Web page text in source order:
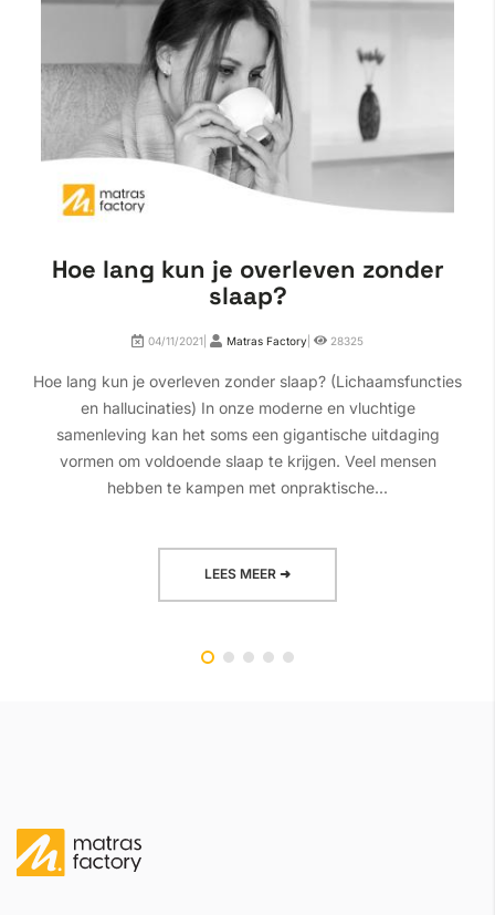
Hoe lang kun je overleven zonder
slaap?
04/11/2021| Matras Factory 28325
Hoe lang kun je overleven zonder slaap? (Lichaamsfuncties
en hallucinaties) In onze moderne en vluchtige
samenleving kan het soms een gigantische uitdaging
vormen om voldoende slaap te krijgen. Veel mensen
hebben te kampen met onpraktische...
LEES MEER ➜